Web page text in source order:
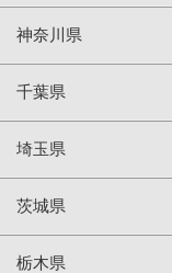
神奈川県
千葉県
埼玉県
茨城県
栃木県